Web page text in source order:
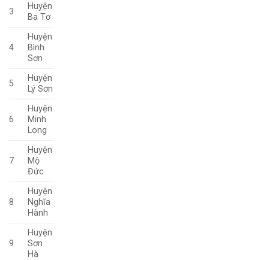
3
Huyện
Ba Tơ
4
Huyện
Bình
Sơn
5
Huyện
Lý Sơn
6
Huyện
Minh
Long
7
Huyện
Mộ
Đức
8
Huyện
Nghĩa
Hành
9
Huyện
Sơn
Hà